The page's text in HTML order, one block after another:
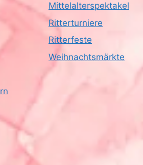
Mittelalterspektakel
Ritterturniere
Ritterfeste
Weihnachtsmärkte